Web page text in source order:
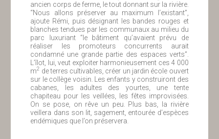
ancien corps de ferme, le tout donnant sur la rivière.
“Nous allons préserver au maximum l’existant”,
ajoute Rémi, puis désignant les bandes rouges et
blanches tendues par les communaux au milieu du
parc luxuriant “le bâtiment qu’avaient prévu de
réaliser les promoteurs concurrents aurait
condamné une grande partie des espaces verts”.
L’îlot, lui, veut exploiter harmonieusement ces 4 000
m2 de terres cultivables, créer un jardin école ouvert
sur le collège voisin. Les enfants y construiront des
cabanes, les adultes des yourtes, une tente
chapiteau pour les veillées, les fêtes improvisées.
On se pose, on rêve un peu. Plus bas, la rivière
veillera dans son lit, sagement, entourée d’espèces
endémiques que l’on préservera.